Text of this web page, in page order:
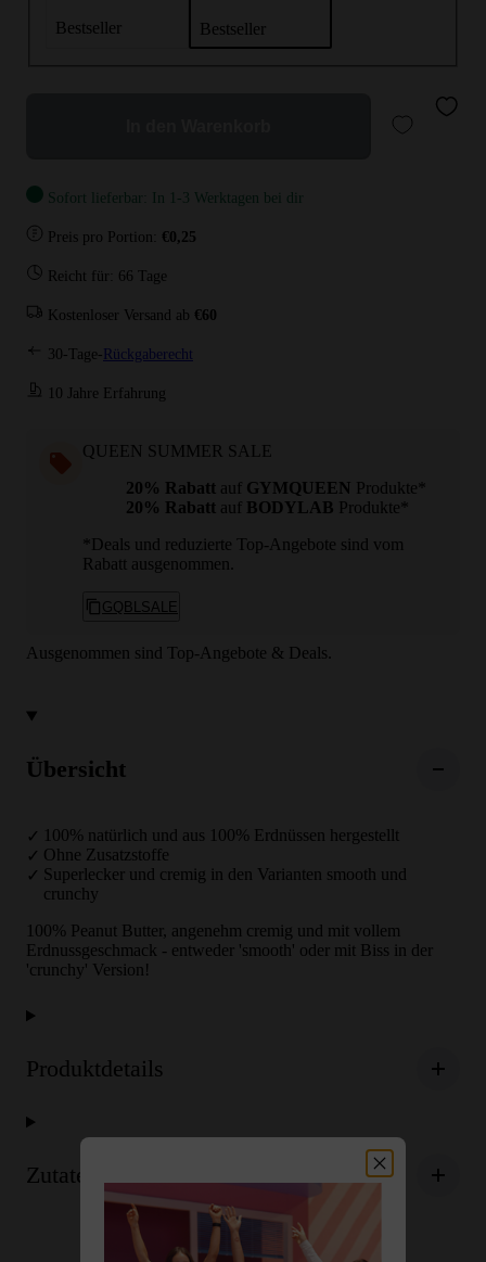
Bestseller Bestseller
Sofort lieferbar: In 1-3 Werktagen bei dir
Preis pro Portion: €0,25
Reicht für: 66 Tage
Kostenloser Versand ab €60
30-Tage- Rückgaberecht
10 Jahre Erfahrung
QUEEN SUMMER SALE
20% Rabatt auf GYMQUEEN Produkte*
20% Rabatt auf BODYLAB Produkte*
*Deals und reduzierte Top-Angebote sind vom
Rabatt ausgenommen.
GQBLSALE
Ausgenommen sind Top-Angebote & Deals.
Übersicht
100% natürlich und aus 100% Erdnüssen hergestellt
Ohne Zusatzstoffe
Superlecker und cremig in den Varianten smooth und
crunchy
100% Peanut Butter, angenehm cremig und mit vollem
Erdnussgeschmack - entweder 'smooth' oder mit Biss in der
'crunchy' Version!
Produktdetails
Zutaten & Nährwerte